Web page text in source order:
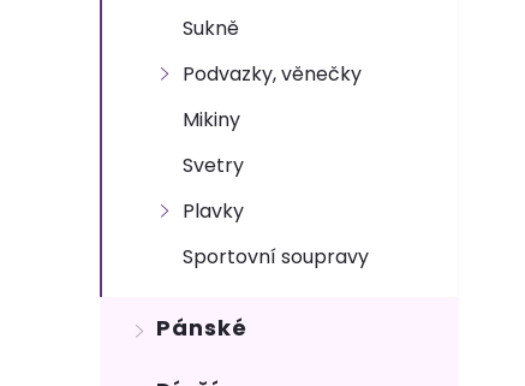
Sukně
Podvazky, věnečky
Mikiny
Svetry
Plavky
Sportovní soupravy
Pánské